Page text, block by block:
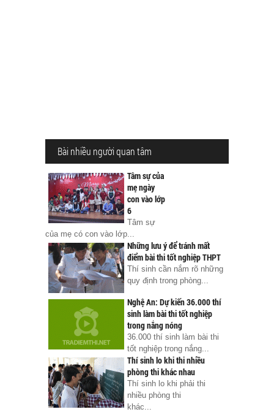
Bài nhiều người quan tâm
Tâm sự của
mẹ ngày
con vào lớp
6
Tâm sự
của mẹ có con vào lớp...
Những lưu ý để tránh mất
điểm bài thi tốt nghiệp THPT
Thí sinh cần nắm rõ những
quy định trong phòng...
Nghệ An: Dự kiến 36.000 thí
sinh làm bài thi tốt nghiệp
trong nắng nóng
36.000 thí sinh làm bài thi
tốt nghiệp trong nắng...
Thí sinh lo khi thi nhiều
phòng thi khác nhau
Thí sinh lo khi phải thi
nhiều phòng thi
khác...